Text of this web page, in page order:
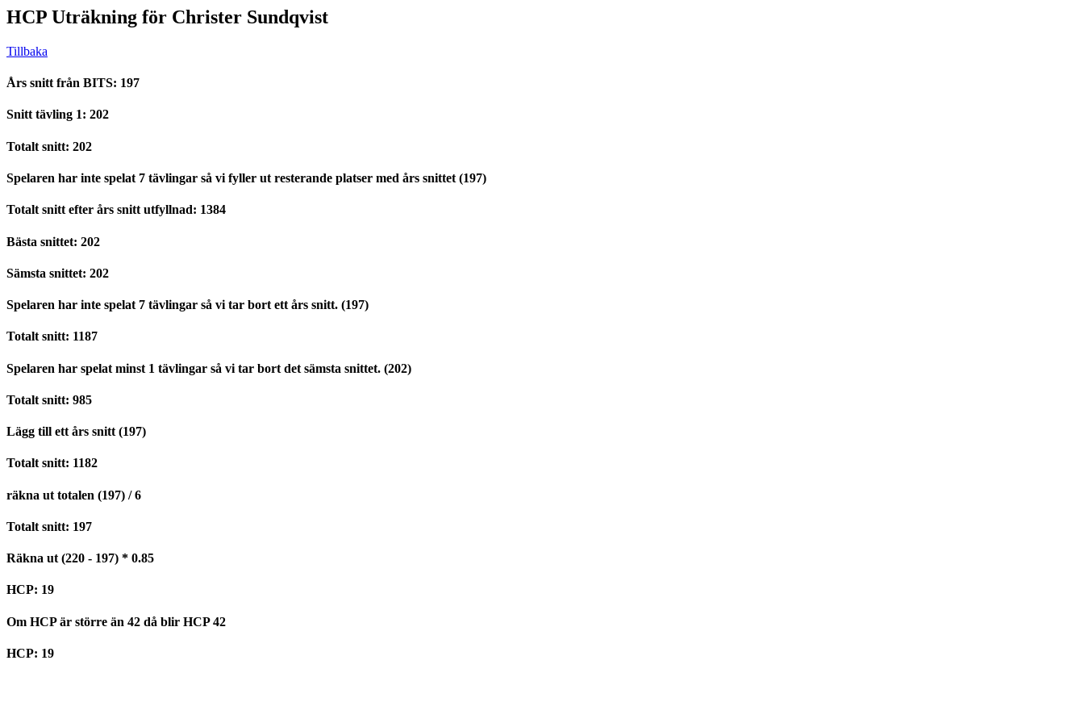
HCP Uträkning för Christer Sundqvist
Tillbaka
Års snitt från BITS: 197
Snitt tävling 1: 202
Totalt snitt: 202
Spelaren har inte spelat 7 tävlingar så vi fyller ut resterande platser med års snittet (197)
Totalt snitt efter års snitt utfyllnad: 1384
Bästa snittet: 202
Sämsta snittet: 202
Spelaren har inte spelat 7 tävlingar så vi tar bort ett års snitt. (197)
Totalt snitt: 1187
Spelaren har spelat minst 1 tävlingar så vi tar bort det sämsta snittet. (202)
Totalt snitt: 985
Lägg till ett års snitt (197)
Totalt snitt: 1182
räkna ut totalen (197) / 6
Totalt snitt: 197
Räkna ut (220 - 197) * 0.85
HCP: 19
Om HCP är större än 42 då blir HCP 42
HCP: 19